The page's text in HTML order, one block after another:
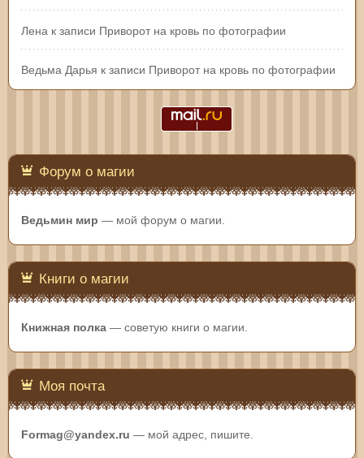
Лена к записи Приворот на кровь по фотографии
Ведьма Дарья к записи Приворот на кровь по фотографии
Форум о магии
Ведьмин мир — мой форум о магии.
Книги о магии
Книжная полка — советую книги о магии.
Моя почта
Formag@yandex.ru — мой адрес, пишите.